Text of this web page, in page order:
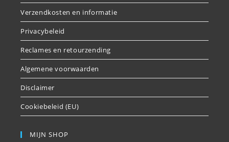
Verzendkosten en informatie
Privacybeleid
Reclames en retourzending
Algemene voorwaarden
Disclaimer
Cookiebeleid (EU)
MIJN SHOP